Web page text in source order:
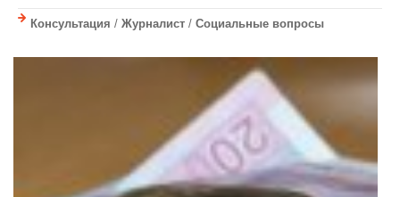
Консультация / Журналист / Социальные вопросы